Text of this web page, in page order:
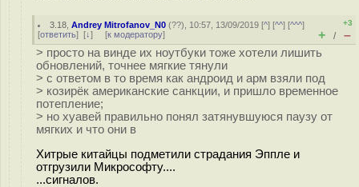
3.18 ,Andrey Mitrofanov_N0 (??), 10:57, 13/09/2019 [^] [^^] [^^^]
[ответить] [↓] [к модератору]
+3
+ / –
> просто на винде их ноутбуки тоже хотели лишить
обновлений, точнее мягкие тянули
> с ответом в то время как андроид и арм взяли под
> козирёк американские санкции, и пришло временное
потепление;
> но хуавей правильно понял затянувшуюся паузу от
мягких и что они в
Хитрые китайцы подметили страдания Эппле и
отгрузили Микрософту....
...сигналов.